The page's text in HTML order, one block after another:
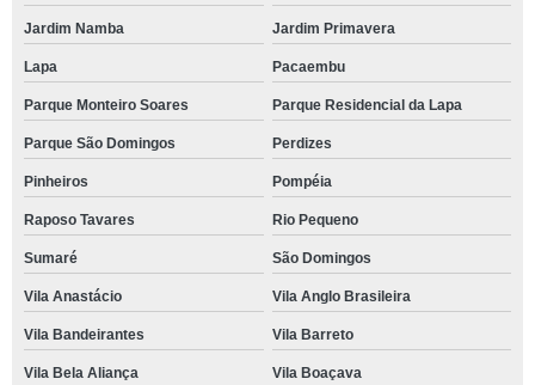
Jardim Namba Jardim Primavera
Lapa Pacaembu
Parque Monteiro Soares Parque Residencial da Lapa
Parque São Domingos Perdizes
Pinheiros Pompéia
Raposo Tavares Rio Pequeno
Sumaré São Domingos
Vila Anastácio Vila Anglo Brasileira
Vila Bandeirantes Vila Barreto
Vila Bela Aliança Vila Boaçava